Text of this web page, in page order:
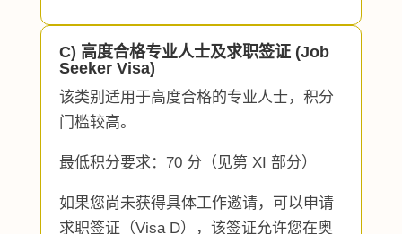
C) 高度合格专业人士及求职签证 (Job
Seeker Visa)
该类别适用于高度合格的专业人士，积分
门槛较高。
最低积分要求：70 分（见第 XI 部分）
如果您尚未获得具体工作邀请，可以申请
求职签证（Visa D），该签证允许您在奥